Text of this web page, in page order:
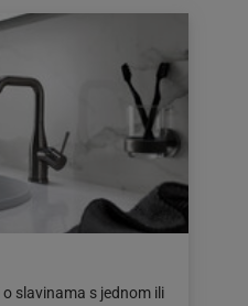
slavinama s jednom ili